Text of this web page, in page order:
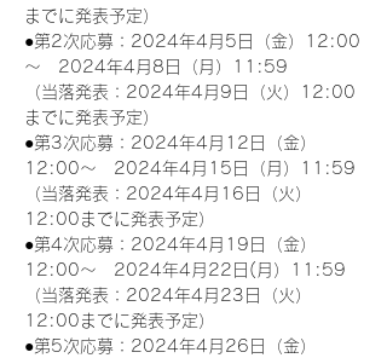
までに発表予定）
●第2次応募：2024年4月5日（金）12:00
～　2024年4月8日（月）11:59
（当落発表：2024年4月9日（火）12:00
までに発表予定）
●第3次応募：2024年4月12日（金）
12:00～　2024年4月15日（月）11:59
（当落発表：2024年4月16日（火）
12:00までに発表予定）
●第4次応募：2024年4月19日（金）
12:00～　2024年4月22日(月）11:59
（当落発表：2024年4月23日（火）
12:00までに発表予定）
●第5次応募：2024年4月26日（金）